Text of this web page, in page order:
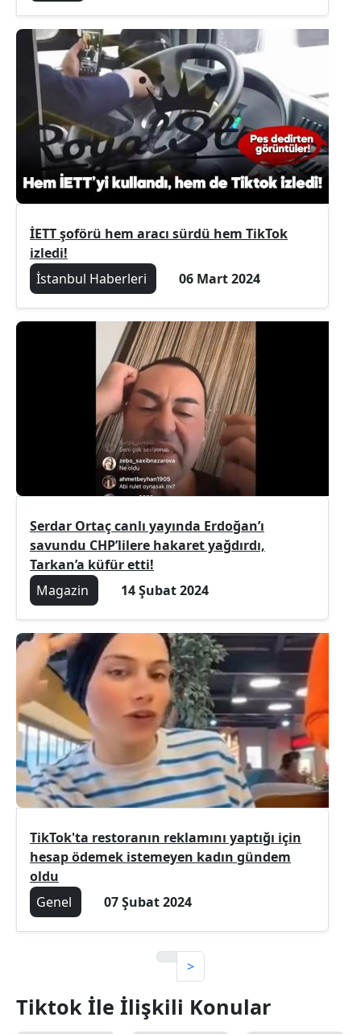
İETT şoförü hem aracı sürdü hem TikTok
izledi!
İstanbul Haberleri
06 Mart 2024
Serdar Ortaç canlı yayında Erdoğan’ı
savundu CHP’lilere hakaret yağdırdı,
Tarkan’a küfür etti!
Magazin
14 Şubat 2024
TikTok'ta restoranın reklamını yaptığı için
hesap ödemek istemeyen kadın gündem
oldu
Genel
07 Şubat 2024
>
Tiktok İle İlişkili Konular